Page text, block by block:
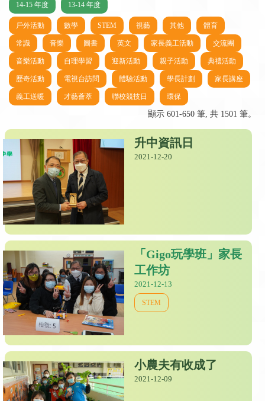
14-15 年度 13-14 年度
戶外活動 數學 STEM 視藝 其他 體育
常識 音樂 圖書 英文 家長義工活動 交流團
音樂活動 自理學習 迎新活動 親子活動 典禮活動
歷奇活動 電視台訪問 體驗活動 學長計劃 家長講座
義工送暖 才藝薈萃 聯校競技日 環保
顯示 601-650 筆, 共 1501 筆。
升中資訊日
2021-12-20
「Gigo玩學班」家長
工作坊
2021-12-13
STEM
小農夫有收成了
2021-12-09